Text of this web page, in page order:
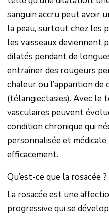
sanguin accru peut avoir
la peau, surtout chez les
les vaisseaux deviennent
dilatés pendant de
entraîner des rougeurs
chaleur ou l’apparition de
(télangiectasies). Avec le
vasculaires peuvent
condition chronique qui
personnalisée et
efficacement.
Qu’est-ce que la rosacée ?
La rosacée est une
progressive qui se